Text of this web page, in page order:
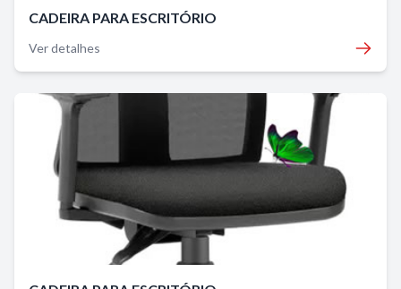
CADEIRA PARA ESCRITÓRIO
Ver detalhes